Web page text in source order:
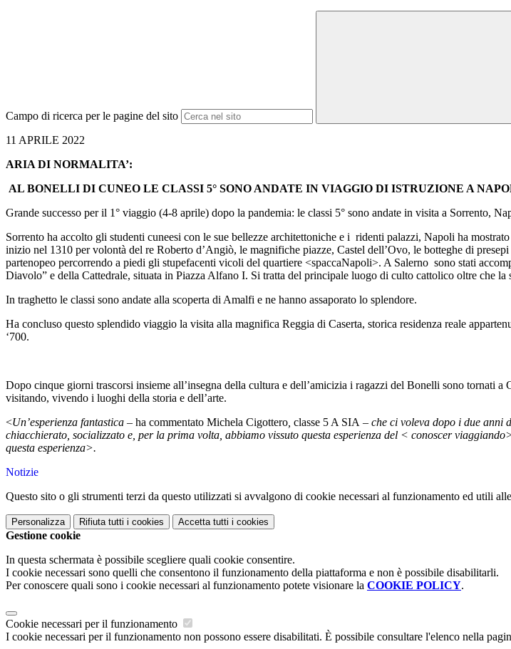
Campo di ricerca per le pagine del sito
11 APRILE 2022
ARIA DI NORMALITA’:
AL BONELLI DI CUNEO LE CLASSI 5° SONO ANDATE IN VIAGGIO DI ISTRUZIONE A
Grande successo per il 1° viaggio (4-8 aprile) dopo la pandemia: le classi 5° sono andate in visita a Sorrento,
Sorrento ha accolto gli studenti cuneesi con le sue bellezze architettoniche e i ridenti palazzi, Napoli ha
inizio nel 1310 per volontà del re Roberto d’Angiò, le magnifiche piazze, Castel dell’Ovo, le botteghe di
partenopeo percorrendo a piedi gli stupefacenti vicoli del quartiere <spaccaNapoli>. A Salerno sono stati
Diavolo” e della Cattedrale, situata in Piazza Alfano I. Si tratta del principale luogo di culto cattolico oltre che la
In traghetto le classi sono andate alla scoperta di Amalfi e ne hanno assaporato lo splendore.
Ha concluso questo splendido viaggio la visita alla magnifica Reggia di Caserta, storica residenza reale
‘700.
Dopo cinque giorni trascorsi insieme all’insegna della cultura e dell’amicizia i ragazzi del Bonelli sono tornati
visitando, vivendo i luoghi della storia e dell’arte.
<Un’esperienza fantastica – ha commentato Michela Cigottero classe 5 A SIA – che ci voleva dopo i due anni
chiacchierato, socializzato e, per la prima volta, abbiamo vissuto questa esperienza del < conoscer
questa esperienza>.
Notizie
Questo sito o gli strumenti terzi da questo utilizzati si avvalgono di cookie necessari al funzionamento ed utili
Personalizza Rifiuta tutti i cookies Accetta tutti i cookies
Gestione cookie
In questa schermata è possibile scegliere quali cookie consentire.
I cookie necessari sono quelli che consentono il funzionamento della piattaforma e non è possibile disabilitarli.
Per conoscere quali sono i cookie necessari al funzionamento potete visionare la COOKIE POLICY.
Cookie necessari per il funzionamento
I cookie necessari per il funzionamento non possono essere disabilitati. È possibile consultare l'elenco nella